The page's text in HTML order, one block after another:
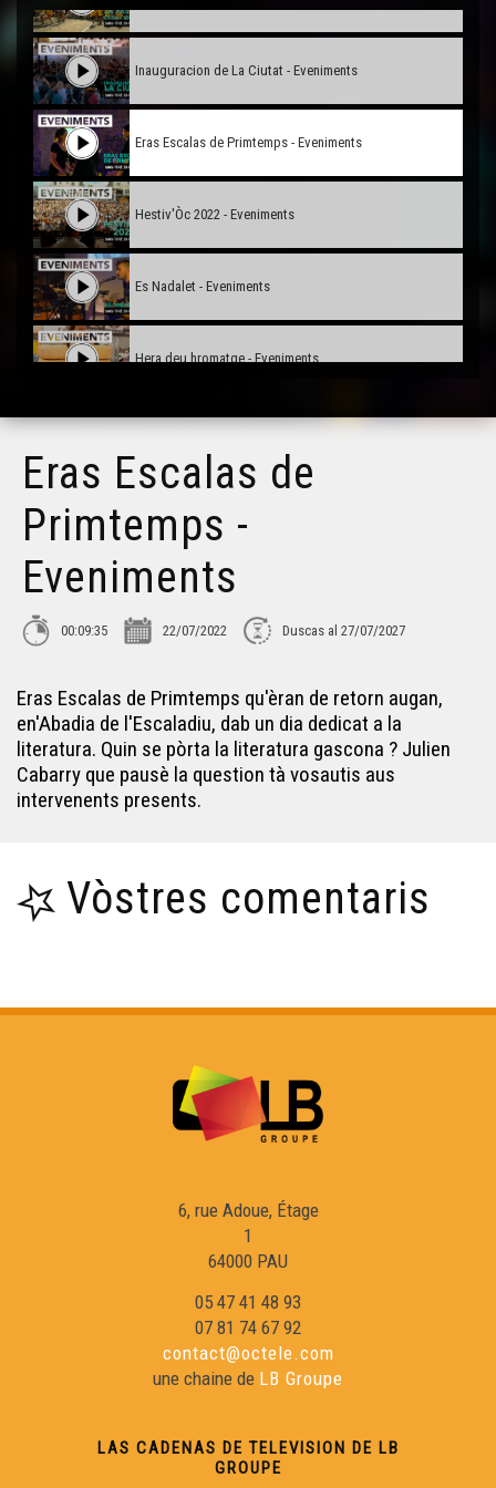
Inauguracion de La Ciutat - Eveniments
Eras Escalas de Primtemps - Eveniments
Hestiv'Òc 2022 - Eveniments
Es Nadalet - Eveniments
Hera deu hromatge - Eveniments
Lo primtemps de l'arribèra 2023 - Eveniments
Best of Eveniments 2022 - Eveniments
Festenau Bolega 2023 - Eveniments
Ajac de Bandiat - Eveniments
Landes Émotions - Eveniments
Asta’folk - Eveniments
Serada tà Radio Oloron - Eveniments
Carnaval Biarnés 2024 - Eveniments
Prima occitana a Peçac - Eveniments
La Passem 2024 - Eveniments
Eras Escalas de
Primtemps -
Eveniments
00:09:35 22/07/2022 Duscas al 27/07/2027
Eras Escalas de Primtemps qu'èran de retorn augan,
en'Abadia de l'Escaladiu, dab un dia dedicat a la
literatura. Quin se pòrta la literatura gascona ? Julien
Cabarry que pausè la question tà vosautis aus
intervenents presents.
Vòstres comentaris
6, rue Adoue, Étage
1
64000 PAU
05 47 41 48 93
07 81 74 67 92
contact@octele.com
une chaine de LB Groupe
LAS CADENAS DE TELEVISION DE LB
GROUPE